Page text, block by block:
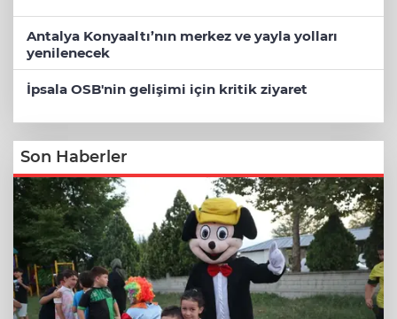
Antalya Konyaaltı’nın merkez ve yayla yolları
yenilenecek
İpsala OSB'nin gelişimi için kritik ziyaret
Son Haberler